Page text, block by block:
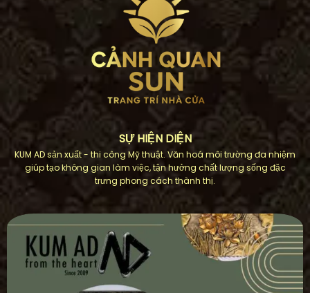
SỰ HIỆN DIỆN
KUM AD sản xuất - thi công Mỹ thuật. Văn hoá môi trường đa nhiệm
giúp tạo không gian làm việc, tận hưởng chất lượng sống đặc
trưng phong cách thành thị.